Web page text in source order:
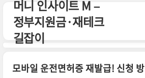
본문 바로가기
머니 인사이트 M –
정부지원금·재테크
길잡이